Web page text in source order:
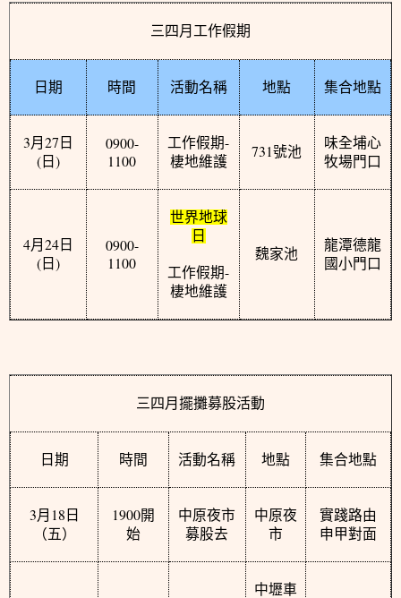
三四月工作假期
日期 時間 活動名稱 地點 集合地點
3月 27 日
( 日 )
0900-
1100
工作假期-
棲地維護
731號池
味全埔心
牧場門口
4月 24 日
( 日 )
0900-
1100
世界地球
日
工作假期-
棲地維護
魏家池
龍潭德龍
國小門口
三四月擺攤募股活動
日期 時間 活動名稱 地點 集合地點
3月 18 日
（五）
1900開
始
中原夜市
募股去
中原夜
市
實踐路由
申甲對面
中壢車